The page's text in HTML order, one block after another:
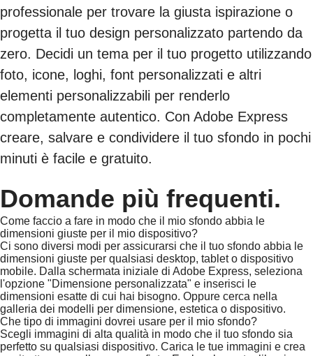
professionale per trovare la giusta ispirazione o
progetta il tuo design personalizzato partendo da
zero. Decidi un tema per il tuo progetto utilizzando
foto, icone, loghi, font personalizzati e altri
elementi personalizzabili per renderlo
completamente autentico. Con Adobe Express
creare, salvare e condividere il tuo sfondo in pochi
minuti è facile e gratuito.
Domande più frequenti.
Come faccio a fare in modo che il mio sfondo abbia le
dimensioni giuste per il mio dispositivo?
Ci sono diversi modi per assicurarsi che il tuo sfondo abbia le
dimensioni giuste per qualsiasi desktop, tablet o dispositivo
mobile. Dalla schermata iniziale di Adobe Express, seleziona
l'opzione "Dimensione personalizzata" e inserisci le
dimensioni esatte di cui hai bisogno. Oppure cerca nella
galleria dei modelli per dimensione, estetica o dispositivo.
Che tipo di immagini dovrei usare per il mio sfondo?
Scegli immagini di alta qualità in modo che il tuo sfondo sia
perfetto su qualsiasi dispositivo. Carica le tue immagini e crea